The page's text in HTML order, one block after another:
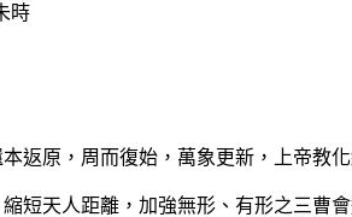
時
原，周而復始，萬象更新，上帝教化
天人距離，加強無形、有形之三曹會